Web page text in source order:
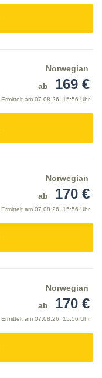
Norwegian
ab
169 €
Ermittelt am 07.08.26, 15:56 Uhr
Norwegian
ab
170 €
Ermittelt am 07.08.26, 15:56 Uhr
Norwegian
ab
170 €
Ermittelt am 07.08.26, 15:56 Uhr